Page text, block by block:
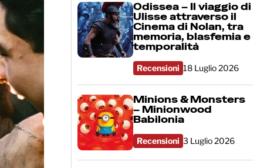
Odissea – Il viaggio di
Ulisse attraverso il
Cinema di Nolan, tra
memoria, blasfemia e
temporalità
Recensioni 18 Luglio 2026
Minions & Monsters
– Minionwood
Babilonia
Recensioni 3 Luglio 2026